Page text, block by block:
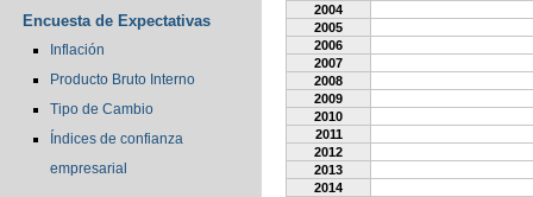
Encuesta de Expectativas
Inflación
Producto Bruto Interno
Tipo de Cambio
Índices de confianza
empresarial
2004
2005
2006
2007
2008
2009
2010
2011
2012
2013
2014